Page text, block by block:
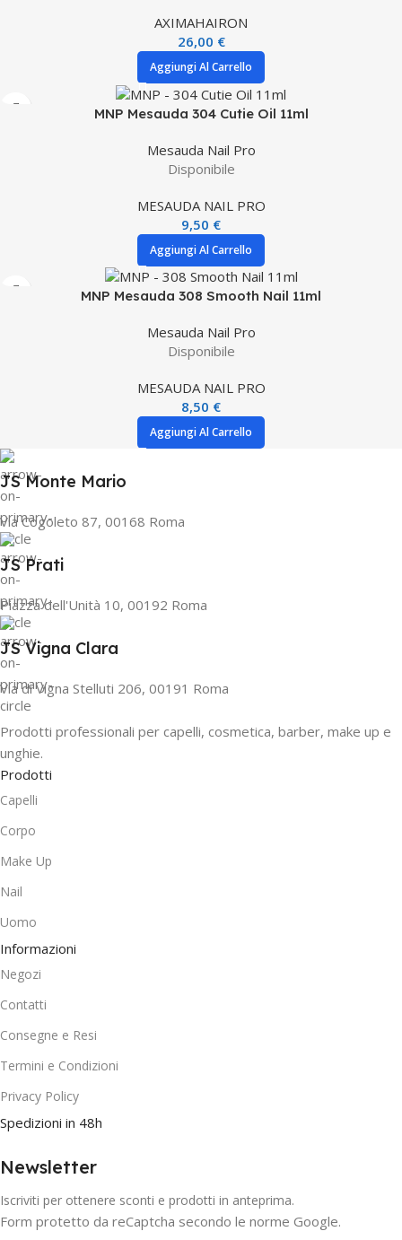
AXIMAHAIRON
26,00 €
Aggiungi Al Carrello
MNP Mesauda 304 Cutie Oil 11ml
Mesauda Nail Pro
Disponibile
MESAUDA NAIL PRO
9,50 €
Aggiungi Al Carrello
MNP Mesauda 308 Smooth Nail 11ml
Mesauda Nail Pro
Disponibile
MESAUDA NAIL PRO
8,50 €
Aggiungi Al Carrello
JS Monte Mario
Via Cogoleto 87, 00168 Roma
JS Prati
Piazza dell'Unità 10, 00192 Roma
JS Vigna Clara
Via di Vigna Stelluti 206, 00191 Roma
Prodotti professionali per capelli, cosmetica, barber, make up e
unghie.
Prodotti
Capelli
Corpo
Make Up
Nail
Uomo
Informazioni
Negozi
Contatti
Consegne e Resi
Termini e Condizioni
Privacy Policy
Spedizioni in 48h
Newsletter
Iscriviti per ottenere sconti e prodotti in anteprima.
Form protetto da reCaptcha secondo le norme Google.